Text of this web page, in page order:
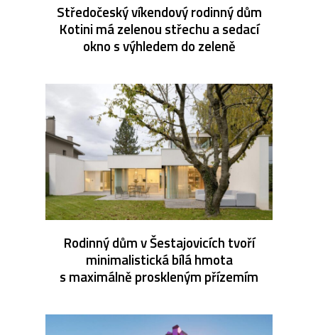
Středočeský víkendový rodinný dům
Kotini má zelenou střechu a sedací
okno s výhledem do zeleně
Rodinný dům v Šestajovicích tvoří
minimalistická bílá hmota
s maximálně proskleným přízemím